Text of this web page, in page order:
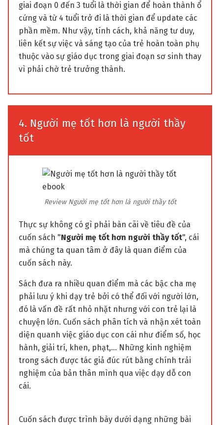
giai đoạn 0 đến 3 tuổi là thời gian để hoàn thành ổ
cứng và từ 4 tuổi trở đi là thời gian để update các
phần mềm. Như vậy, tính cách, khả năng tư duy,
liên kết sự việc và sáng tạo của trẻ hoàn toàn phụ
thuộc vào sự giáo dục trong giai đoạn sơ sinh thay
vì phải chờ trẻ trưởng thành.
4. Người mẹ tốt hơn là người thầy
tốt
Review Người mẹ tốt hơn là người thầy tốt
Thực sự không có gì phải bàn cãi về tiêu đề của
cuốn sách "Người mẹ tốt hơn người thầy tốt", cái
mà chúng ta quan tâm ở đây là quan điểm của
cuốn sách này.
Sách đưa ra nhiều quan điểm mà các bậc cha mẹ
phải lưu ý khi dạy trẻ bởi có thể đối với người lớn,
đó là vấn đề rất nhỏ nhặt nhưng với con trẻ lại là
chuyện lớn. Cuốn sách phân tích và nhận xét toàn
diện quanh việc giáo dục con cái như điểm số, học
hành, giải trí, khen, phạt,... Những kinh nghiệm
trong sách được tác giả đúc rút bằng chính trải
nghiệm của bản thân mình qua việc dạy dỗ con
cái.
Cuốn sách được trình bày dưới dạng những bài